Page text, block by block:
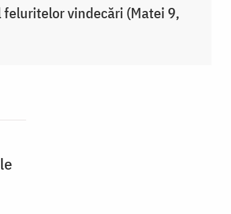
feluritelor vindecări (Matei 9,